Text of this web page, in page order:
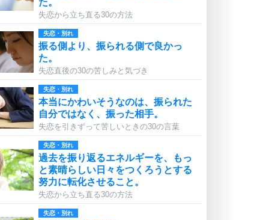
た。
失恋から立ち直る30の方法
失恋・別れ
振る側より、振られる側で良かっ
た。
失恋直後の30の苦しみと気づき
失恋・別れ
本当にかわいそうなのは、振られた
自分ではなく、振った相手。
失恋を引きずって苦しいときの30の言葉
失恋・別れ
過去を振り返るエネルギーを、もっ
と素晴らしい日々をつくろうとする
努力に転化させること。
失恋から立ち直る30の方法
失恋・別れ